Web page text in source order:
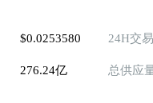
$0.0253580 24H交
276.24亿 总供应